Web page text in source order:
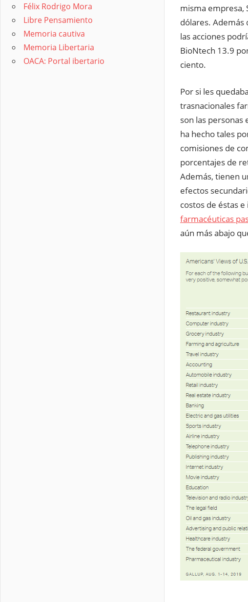
misma empresa,
dólares.
las acciones
BioNtech 13.9
ciento.
Por si les
trasnacionales
son las personas
ha hecho tales
comisiones de
porcentajes de
Además, tienen
efectos
costos de éstas
farmacéuticas
aún más abajo
Félix Rodrigo Mora
Libre Pensamiento
Memoria cautiva
Memoria Libertaria
OACA: Portal ibertario